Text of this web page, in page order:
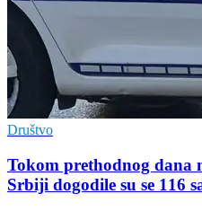
Društvo
Tokom prethodnog dana
Srbiji dogodile su se 116